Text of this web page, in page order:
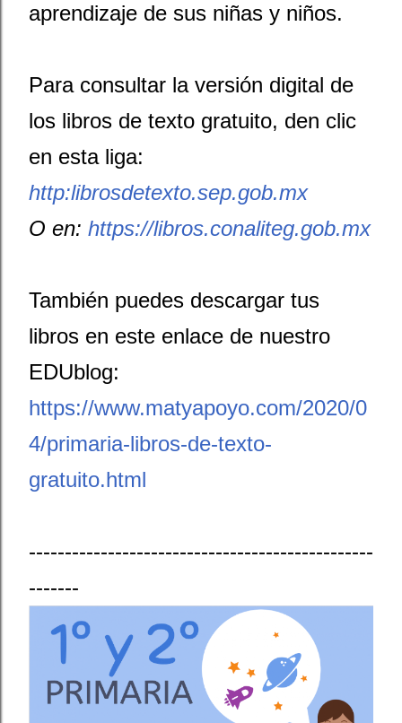
aprendizaje de sus niñas y niños.
Para consultar la versión digital de
los libros de texto gratuito, den clic
en esta liga:
http:librosdetexto.sep.gob.mx
O en: https://libros.conaliteg.gob.mx
También puedes descargar tus
libros en este enlace de nuestro
EDUblog:
https://www.matyapoyo.com/2020/0
4/primaria-libros-de-texto-
gratuito.html
------------------------------------------------
-------